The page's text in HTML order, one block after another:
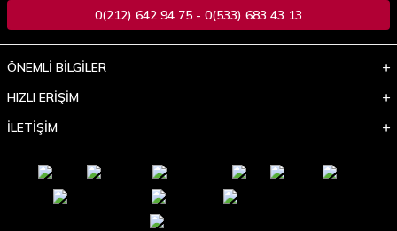
0(212) 642 94 75 - 0(533) 683 43 13
ÖNEMLİ BİLGİLER
HIZLI ERİŞİM
İLETİŞİM